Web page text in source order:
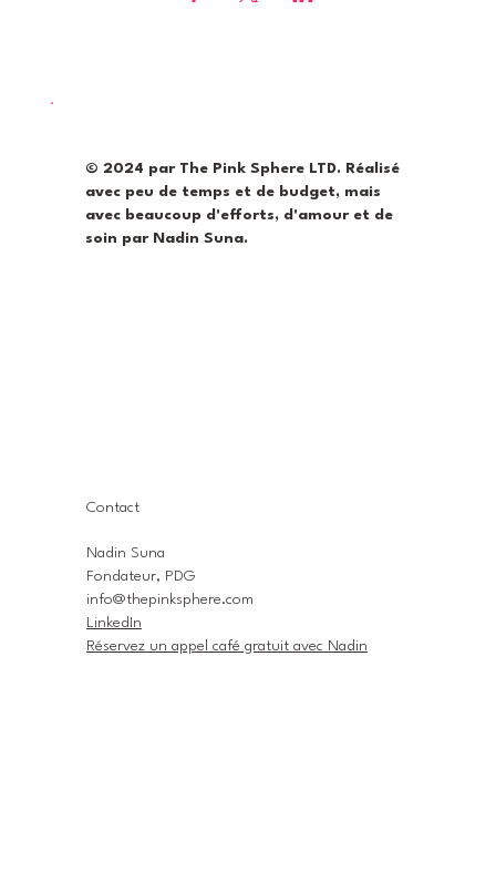
© 2024 par The Pink Sphere LTD. Réalisé
avec peu de temps et de budget, mais
avec beaucoup d'efforts, d'amour et de
soin par Nadin Suna.
Contact
Nadin Suna
Fondateur, PDG
info@thepinksphere.com
LinkedIn
Réservez un appel café gratuit avec Nadin